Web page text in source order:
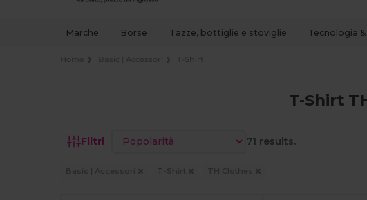
Marche Borse Tazze, bottiglie e stoviglie Tecnologia
T-Shirt
Filtri Ordina per 71 results.